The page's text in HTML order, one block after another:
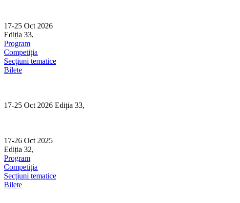
content
17-25 Oct 2026
Ediția 33,
Program
Competiția
Secțiuni tematice
Bilete
17-25 Oct 2026 Ediția 33,
17-26 Oct 2025
Ediția 32,
Program
Competiția
Secțiuni tematice
Bilete